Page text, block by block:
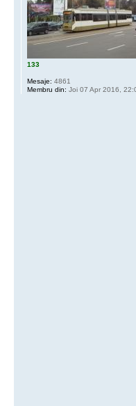
133
Mesaje: 4861
Membru din: Joi 07 Apr 2016,